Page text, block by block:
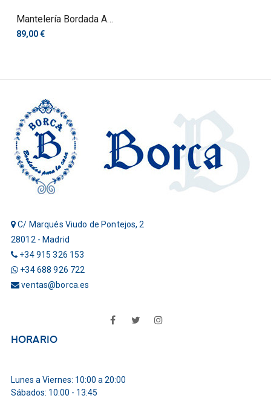
Mantelería Bordada A
Máquina
89,00 €
C/ Marqués Viudo de Pontejos, 2
28012 - Madrid
+34 915 326 153
+34 688 926 722
ventas@borca.es
FacebookTwitter
HORARIO
Lunes a Viernes: 10:00 a 20:00
Sábados: 10:00 - 13:45